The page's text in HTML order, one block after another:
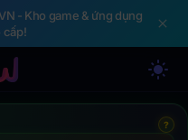
- Kho game & ứng dụng
cấp!
?